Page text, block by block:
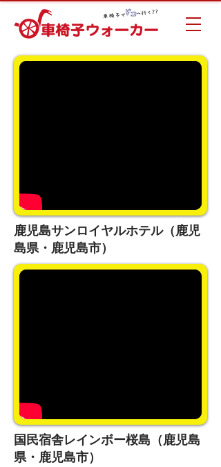
鹿児島サンロイヤルホテル（鹿児
島県・鹿児島市）
国民宿舎レインボー桜島（鹿児島
県・鹿児島市）